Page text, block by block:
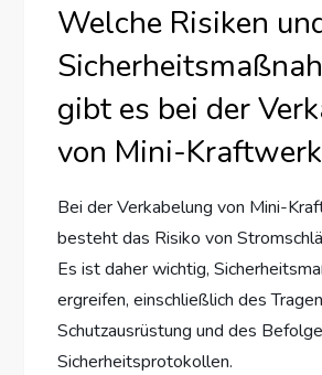
Welche Risiken
gibt es bei der
von Mini-
Bei der Verkabelung von Mini-
besteht das Risiko von
Es ist daher wichtig,
ergreifen, einschließlich des
Schutzausrüstung und des
Sicherheitsprotokollen.